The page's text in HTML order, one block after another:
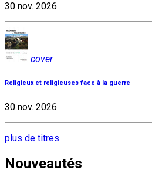
30 nov. 2026
cover
Religieux et religieuses face à la guerre
30 nov. 2026
plus de titres
Nouveautés